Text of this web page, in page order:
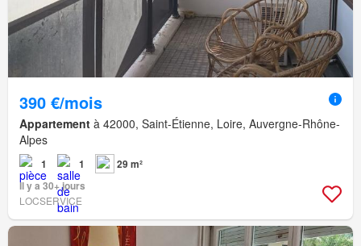
390 €/mois
Appartement à 42000, Saint-Étienne, Loire, Auvergne-Rhône-
Alpes
1 1
29 m²
Il y a 30+ jours
LOCSERVICE